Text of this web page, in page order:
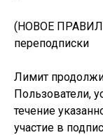
(НОВОЕ
переподписки
Лимит
Пользователи,
течение
участие в